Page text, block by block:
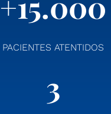
PACIENTES ATENTIDOS
3